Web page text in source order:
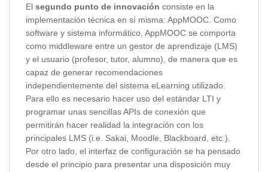
El segundo punto de innovación consiste en la
implementación técnica en sí misma: AppMOOC. Como
software y sistema informático, AppMOOC se comporta
como middleware entre un gestor de aprendizaje (LMS)
y el usuario (profesor, tutor, alumno), de manera que es
capaz de generar recomendaciones
independientemente del sistema eLearning utilizado.
Para ello es necesario hacer uso del estándar LTI y
programar unas sencillas APIs de conexión que
permitirán hacer realidad la integración con los
principales LMS (i.e. Sakai, Moodle, Blackboard, etc.).
Por otro lado, el interfaz de configuración se ha pensado
desde el principio para presentar una disposición muy